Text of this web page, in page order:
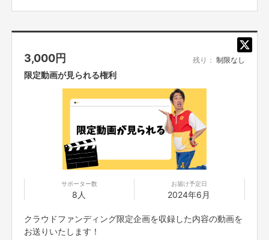
みなさまへメッセージ
僕はこの絵本を通して、小さな幸せをたくさん見つけられる人になって欲し
いなぁと思っています。
そして本当に必要なものはなんなのか。子供たちにも大人の方々にも、見つ
め直して欲しい。「あなた」や「きみ」の心が一番、豊かになる時間が増える
ことを望んでいます。
みなさまからご支援いただきました資金の使い方は下記になります。
デザイン費用
発送及び梱包費用
その他諸経費
3,000円 残り： 制限なし
限定動画が見られる権利
サポーター数
8人
お届け予定日
2024年6月
クラウドファンディング限定企画を収録した内容の動画を
お送りいたします！